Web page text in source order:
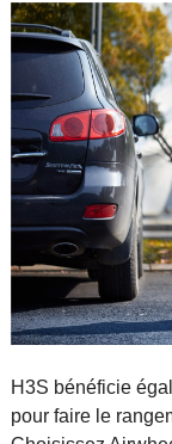
H3S bénéficie
pour faire le